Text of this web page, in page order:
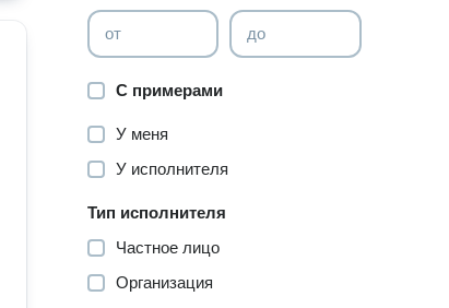
от до
С примерами
У меня
У исполнителя
Тип исполнителя
Частное лицо
Организация